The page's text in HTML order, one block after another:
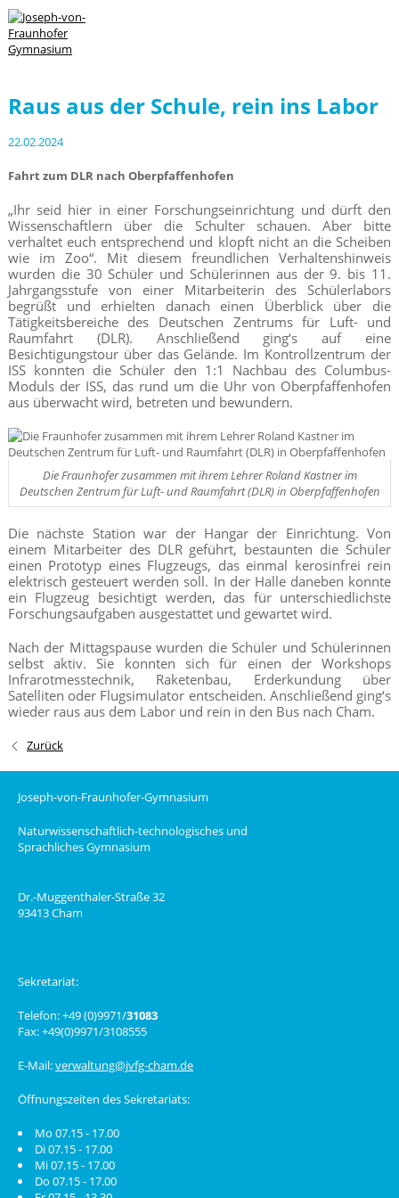
Raus aus der Schule, rein ins Labor
22.02.2024
Fahrt zum DLR nach Oberpfaffenhofen
„Ihr seid hier in einer Forschungseinrichtung und dürft den
Wissenschaftlern über die Schulter schauen. Aber bitte
verhaltet euch entsprechend und klopft nicht an die Scheiben
wie im Zoo“. Mit diesem freundlichen Verhaltenshinweis
wurden die 30 Schüler und Schülerinnen aus der 9. bis 11.
Jahrgangsstufe von einer Mitarbeiterin des Schülerlabors
begrüßt und erhielten danach einen Überblick über die
Tätigkeitsbereiche des Deutschen Zentrums für Luft- und
Raumfahrt (DLR). Anschließend ging‘s auf eine
Besichtigungstour über das Gelände. Im Kontrollzentrum der
ISS konnten die Schüler den 1:1 Nachbau des Columbus-
Moduls der ISS, das rund um die Uhr von Oberpfaffenhofen
aus überwacht wird, betreten und bewundern.
Die Fraunhofer zusammen mit ihrem Lehrer Roland Kastner im
Deutschen Zentrum für Luft- und Raumfahrt (DLR) in Oberpfaffenhofen
Die nächste Station war der Hangar der Einrichtung. Von
einem Mitarbeiter des DLR geführt, bestaunten die Schüler
einen Prototyp eines Flugzeugs, das einmal kerosinfrei rein
elektrisch gesteuert werden soll. In der Halle daneben konnte
ein Flugzeug besichtigt werden, das für unterschiedlichste
Forschungsaufgaben ausgestattet und gewartet wird.
Nach der Mittagspause wurden die Schüler und Schülerinnen
selbst aktiv. Sie konnten sich für einen der Workshops
Infrarotmesstechnik, Raketenbau, Erderkundung über
Satelliten oder Flugsimulator entscheiden. Anschließend ging‘s
wieder raus aus dem Labor und rein in den Bus nach Cham.
Zurück
Joseph-von-Fraunhofer-Gymnasium
Naturwissenschaftlich-technologisches und
Sprachliches Gymnasium
Dr.-Muggenthaler-Straße 32
93413 Cham
Sekretariat:
Telefon: +49 (0)9971/31083
Fax: +49(0)9971/3108555
E-Mail:verwaltung@jvfg-cham.de
Öffnungszeiten des Sekretariats:
Mo 07.15 - 17.00
Di 07.15 - 17.00
Mi 07.15 - 17.00
Do 07.15 - 17.00